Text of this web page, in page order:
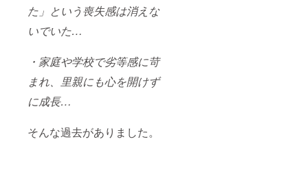
た」という喪失感は消えな
いでいた…
・家庭や学校で劣等感に苛
まれ、里親にも心を開けず
に成長…
そんな過去がありました。